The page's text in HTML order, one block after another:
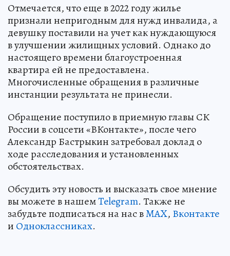
Отмечается, что еще в 2022 году жилье
признали непригодным для нужд инвалида, а
девушку поставили на учет как нуждающуюся
в улучшении жилищных условий. Однако до
настоящего времени благоустроенная
квартира ей не предоставлена.
Многочисленные обращения в различные
инстанции результата не принесли.
Обращение поступило в приемную главы СК
России в соцсети «ВКонтакте», после чего
Александр Бастрыкин затребовал доклад о
ходе расследования и установленных
обстоятельствах.
Обсудить эту новость и высказать свое мнение
вы можете в нашемTelegram. Также не
забудьте подписаться на нас вMAX, Вконтакте
и Одноклассниках.